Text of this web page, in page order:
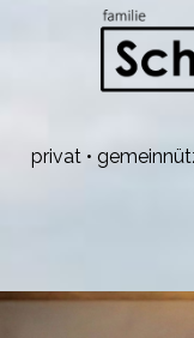
privat •